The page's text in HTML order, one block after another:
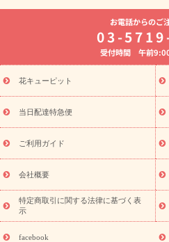
よく贈られる花
お祝いの花特
8月の誕生花(トルコキキョウ)
お供え・お悔やみ お
通夜・葬儀に
ーブドフラワー
季節のイベント
特集
お盆 花（新盆・初盆） 季
盆・初盆）
お盆 花（新盆・初盆）
フト
お盆・お供え プリザーブド
レゼント特集
夏の花贈り・お中
敬老の日におくる花ギフト・プ
花ギフト・プレゼント特集
敬老
老の日 花鉢植えのギフト・プレゼ
フト・プレゼント特集
敬老の日
ペーン
映画『ウォーターガーディ
「きょう誕生日なんです」キャン
誕生日フラワーギフト 誕生日フ
お電話からのご
03-
受付時間 午前
花キューピット
当日配達特急便
ご利用ガイド
会社概要
特定商取引に関する法律に基づく表
示
facebook